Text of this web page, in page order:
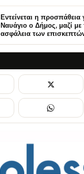
Εντείνεται η προσπάθεια
Ναυάγιο ο Δήμος, μαζί με
ασφάλεια των